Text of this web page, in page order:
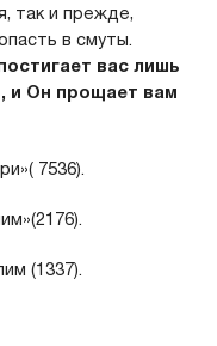
так и прежде,
в смуты.
вас лишь
и Он прощает вам
7536).
(1337).